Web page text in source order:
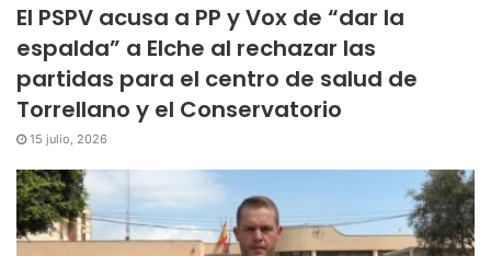
El PSPV acusa a PP y Vox de “dar la
espalda” a Elche al rechazar las
partidas para el centro de salud de
Torrellano y el Conservatorio
15 julio, 2026